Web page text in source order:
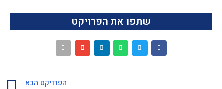
שתפו את הפרויקט
הפרויקט הבא